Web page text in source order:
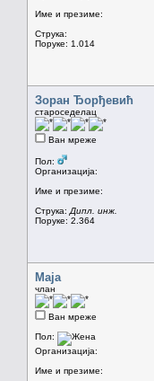
Име и презиме:
Струка:
Поруке: 1.014
Зоран Ђорђевић
староседелац
Ван мреже
Пол:
Организација:
Име и презиме:
Струка: Дипл. инж.
Поруке: 2.364
Maja
члан
Ван мреже
Пол:
Организација:
Име и презиме: